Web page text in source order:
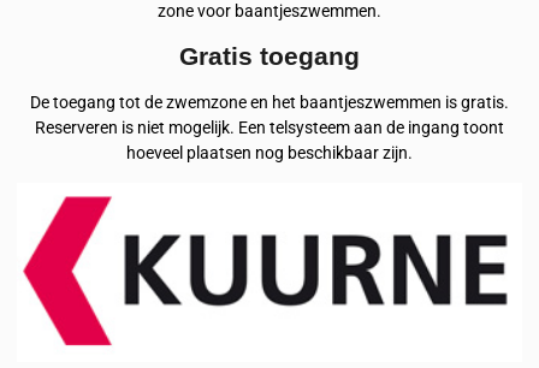
zone voor baantjeszwemmen.
Gratis toegang
De toegang tot de zwemzone en het baantjeszwemmen is gratis.
Reserveren is niet mogelijk. Een telsysteem aan de ingang toont
hoeveel plaatsen nog beschikbaar zijn.